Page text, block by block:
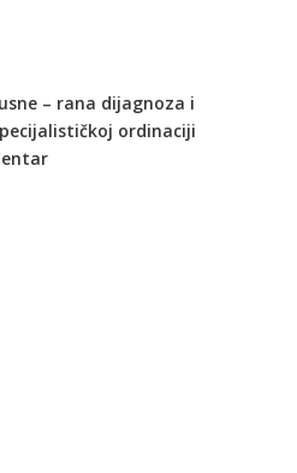
– rana dijagnoza i
ordinaciji